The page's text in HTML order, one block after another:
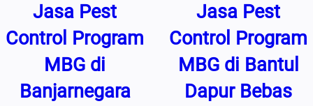
Jasa Pest
Control Program
MBG di
Banjarnegara
Jasa Pest
Control Program
MBG di Bantul
Dapur Bebas